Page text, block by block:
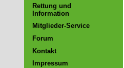
Rettung und
Information
Mitglieder-Service
Forum
Kontakt
Impressum